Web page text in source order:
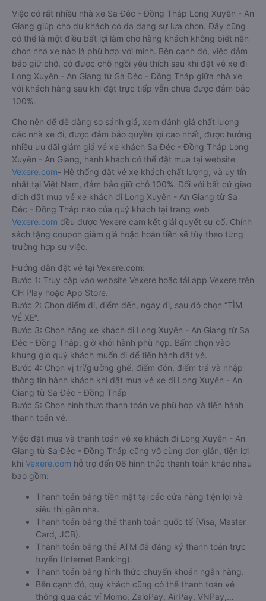
Việc có rất nhiều nhà xe Sa Đéc - Đồng Tháp Long Xuyên - An
Giang giúp cho du khách có đa dạng sự lựa chọn. Đây cũng
có thể là một điều bất lợi làm cho hàng khách không biết nên
chọn nhà xe nào là phù hợp với mình. Bên cạnh đó, việc đảm
bảo giữ chỗ, có được chỗ ngồi yêu thích sau khi đặt vé xe đi
Long Xuyên - An Giang từ Sa Đéc - Đồng Tháp giữa nhà xe
với khách hàng sau khi đặt trực tiếp vẫn chưa được đảm bảo
100%.
Cho nên để dễ dàng so sánh giá, xem đánh giá chất lượng
các nhà xe đi, được đảm bảo quyền lợi cao nhất, được hưởng
nhiều ưu đãi giảm giá vé xe khách Sa Đéc - Đồng Tháp Long
Xuyên - An Giang, hành khách có thể đặt mua tại website
Vexere.com- Hệ thống đặt vé xe khách chất lượng, và uy tín
nhất tại Việt Nam, đảm bảo giữ chỗ 100%. Đối với bất cứ giao
dịch đặt mua vé xe khách đi Long Xuyên - An Giang từ Sa
Đéc - Đồng Tháp nào của quý khách tại trang web
Vexere.com đều được Vexere cam kết giải quyết sự cố. Chính
sách tặng coupon giảm giá hoặc hoàn tiền sẽ tùy theo từng
trường hợp sự việc.
Hướng dẫn đặt vé tại Vexere.com:
Bước 1: Truy cập vào website Vexere hoặc tải app Vexere trên
CH Play hoặc App Store.
Bước 2: Chọn điểm đi, điểm đến, ngày đi, sau đó chọn “TÌM
VÉ XE”.
Bước 3: Chọn hãng xe khách đi Long Xuyên - An Giang từ Sa
Đéc - Đồng Tháp, giờ khởi hành phù hợp. Bấm chọn vào
khung giờ quý khách muốn đi để tiến hành đặt vé.
Bước 4: Chọn vị trí/giường ghế, điểm đón, điểm trả và nhập
thông tin hành khách khi đặt mua vé xe đi Long Xuyên - An
Giang từ Sa Đéc - Đồng Tháp
Bước 5: Chọn hình thức thanh toán vé phù hợp và tiến hành
thanh toán vé.
Việc đặt mua và thanh toán vé xe khách đi Long Xuyên - An
Giang từ Sa Đéc - Đồng Tháp cũng vô cùng đơn giản, tiện lợi
khi Vexere.com hỗ trợ đến 06 hình thức thanh toán khác nhau
bao gồm:
Thanh toán bằng tiền mặt tại các cửa hàng tiện lợi và
siêu thị gần nhà.
Thanh toán bằng thẻ thanh toán quốc tế (Visa, Master
Card, JCB).
Thanh toán bằng thẻ ATM đã đăng ký thanh toán trực
tuyến (Internet Banking).
Thanh toán bằng hình thức chuyển khoản ngân hàng.
Bên cạnh đó, quý khách cũng có thể thanh toán vé
thông qua các ví Momo, ZaloPay, AirPay, VNPay,…